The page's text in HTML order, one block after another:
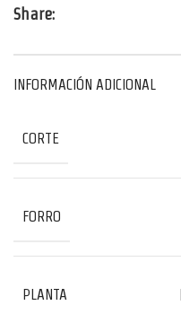
Share:
INFORMACIÓN ADICIONAL
CORTE
FORRO
PLANTA